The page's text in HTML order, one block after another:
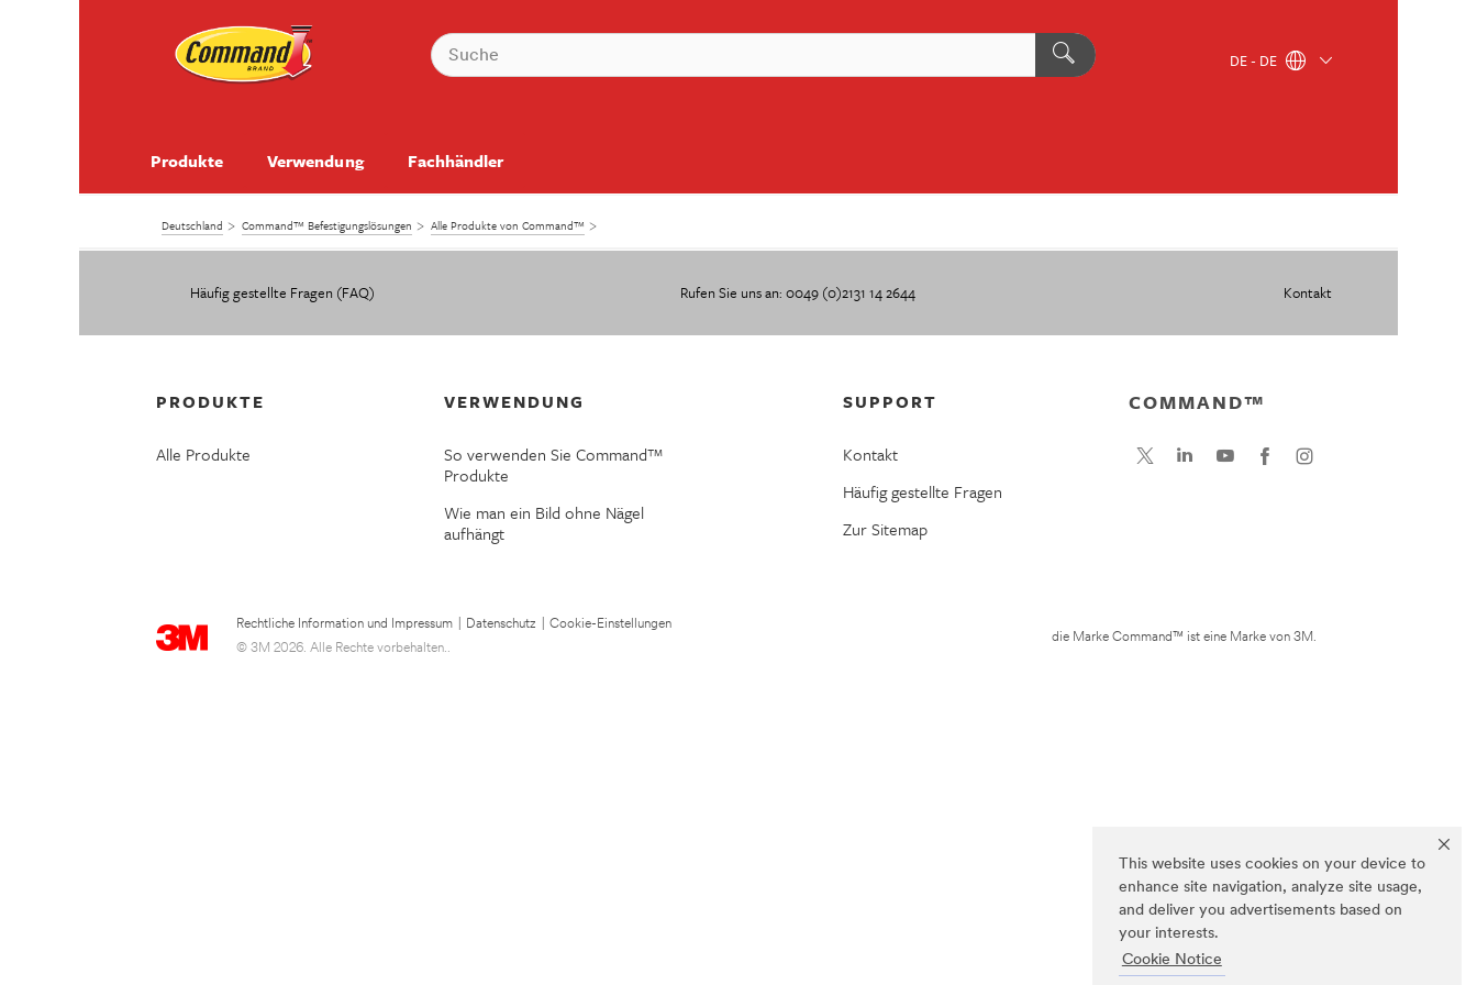
This website uses cookies on your device to
enhance site navigation, analyze site usage,
and deliver you advertisements based on
your interests.
Cookie Notice
DE - DE
Produkte Verwendung Fachhändler
Deutschland Command™ Befestigungslösungen Alle Produkte von Command™
Häufig gestellte Fragen (FAQ) Rufen Sie uns an: 0049 (0)2131 14 2644 Kontakt
PRODUKTE
Alle Produkte
VERWENDUNG
So verwenden Sie Command™
Produkte
Wie man ein Bild ohne Nägel
aufhängt
SUPPORT
Kontakt
Häufig gestellte Fragen
Zur Sitemap
Rechtliche Information und Impressum Datenschutz
Cookie-Einstellungen
© 3M 2026. Alle Rechte vorbehalten..
COMMAND™
die Marke Command™ ist eine Marke von 3M.